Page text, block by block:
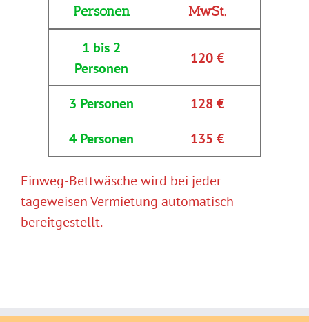
Personen
MwSt.
1 bis 2
Personen
120€
3 Personen
128 €
4 Personen
135 €
Einweg-Bettwäsche wird bei jeder
tageweisen Vermietung automatisch
bereitgestellt.